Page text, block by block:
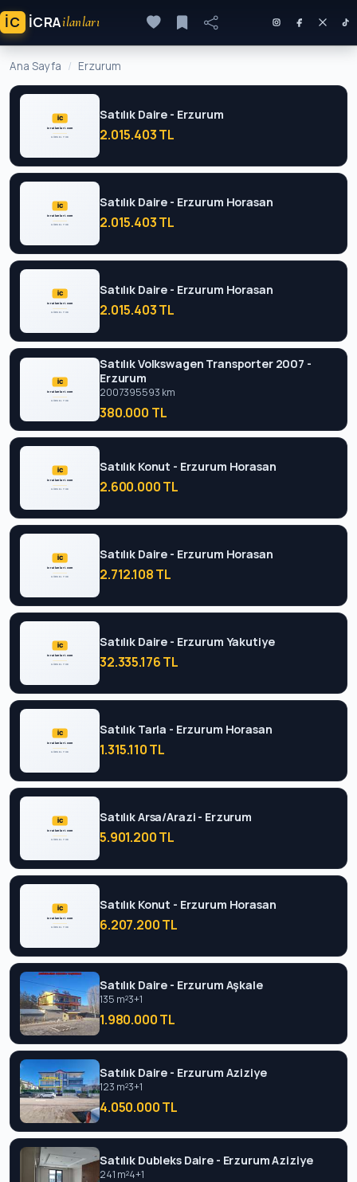
İC ICRAilanları
Ana Sayfa Erzurum
Satılık Daire - Erzurum
2.015.403 TL
Satılık Daire - Erzurum Horasan
2.015.403 TL
Satılık Daire - Erzurum Horasan
2.015.403 TL
Satılık Volkswagen Transporter 2007 -
Erzurum
2007395593 km
380.000 TL
Satılık Konut - Erzurum Horasan
2.600.000 TL
Satılık Daire - Erzurum Horasan
2.712.108 TL
Satılık Daire - Erzurum Yakutiye
32.335.176 TL
Satılık Tarla - Erzurum Horasan
1.315.110 TL
Satılık Arsa/Arazi - Erzurum
5.901.200 TL
Satılık Konut - Erzurum Horasan
6.207.200 TL
Satılık Daire - Erzurum Aşkale
135 m²3+1
1.980.000 TL
Satılık Daire - Erzurum Aziziye
123 m²3+1
4.050.000 TL
Satılık Dubleks Daire - Erzurum Aziziye
241 m²4+1